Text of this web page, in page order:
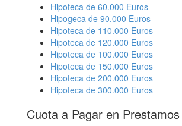
Hipoteca de 60.000 Euros
Hipogeca de 90.000 Euros
Hipoteca de 110.000 Euros
Hipoteca de 120.000 Euros
Hipoteca de 100.000 Euros
Hipoteca de 150.000 Euros
Hipoteca de 200.000 Euros
Hipoteca de 300.000 Euros
Cuota a Pagar en Prestamos